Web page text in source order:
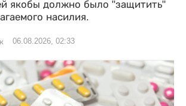
якобы должно было "защитить"
насилия.
06.08.2026, 02:33